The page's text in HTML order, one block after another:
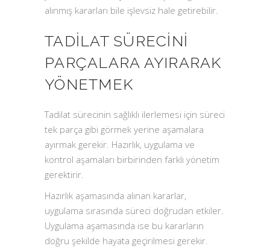
alınmış kararları bile işlevsiz hale getirebilir.
TADILAT SÜRECINI
PARÇALARA AYIRARAK
YÖNETMEK
Tadilat sürecinin sağlıklı ilerlemesi için süreci
tek parça gibi görmek yerine aşamalara
ayırmak gerekir. Hazırlık, uygulama ve
kontrol aşamaları birbirinden farklı yönetim
gerektirir.
Hazırlık aşamasında alınan kararlar,
uygulama sırasında süreci doğrudan etkiler.
Uygulama aşamasında ise bu kararların
doğru şekilde hayata geçirilmesi gerekir.